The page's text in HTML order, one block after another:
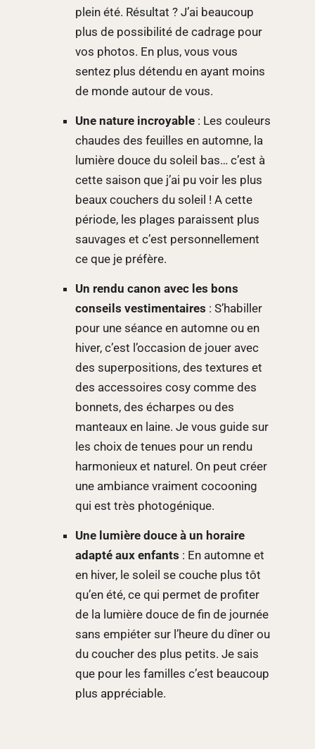
plein été. Résultat ? J’ai beaucoup
plus de possibilité de cadrage pour
vos photos. En plus, vous vous
sentez plus détendu en ayant moins
de monde autour de vous.
Une nature incroyable: Les couleurs
chaudes des feuilles en automne, la
lumière douce du soleil bas… c’est à
cette saison que j’ai pu voir les plus
beaux couchers du soleil ! A cette
période, les plages paraissent plus
sauvages et c’est personnellement
ce que je préfère.
Un rendu canon avec les bons
conseils vestimentaires : S’habiller
pour une séance en automne ou en
hiver, c’est l’occasion de jouer avec
des superpositions, des textures et
des accessoires cosy comme des
bonnets, des écharpes ou des
manteaux en laine. Je vous guide sur
les choix de tenues pour un rendu
harmonieux et naturel. On peut créer
une ambiance vraiment cocooning
qui est très photogénique.
Une lumière douce à un horaire
adapté aux enfants : En automne et
en hiver, le soleil se couche plus tôt
qu’en été, ce qui permet de profiter
de la lumière douce de fin de journée
sans empiéter sur l’heure du dîner ou
du coucher des plus petits. Je sais
que pour les familles c’est beaucoup
plus appréciable.